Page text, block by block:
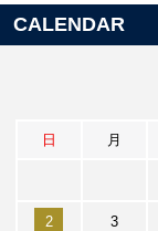
CALENDAR
日 月
2 3